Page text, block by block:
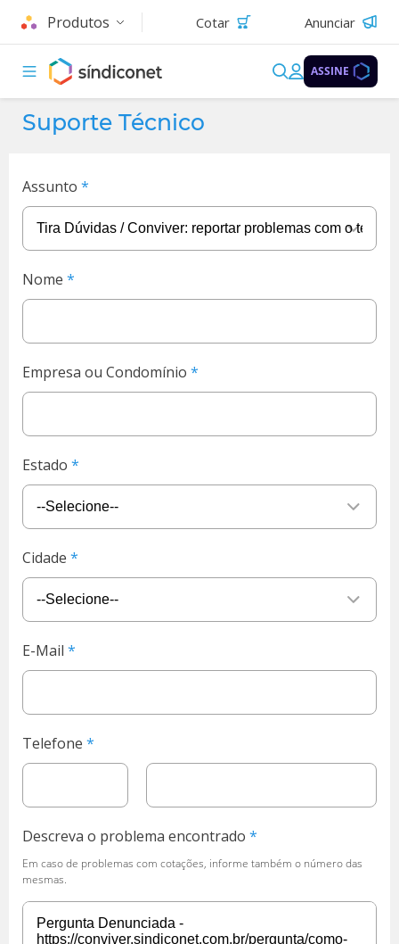
Produtos Cotar Anunciar
ASSINE
Suporte Técnico
Assunto
Nome
Empresa ou Condomínio
Estado
Cidade
E-Mail
Telefone
Descreva o problema encontrado
Em caso de problemas com cotações, informe também o número das
mesmas.